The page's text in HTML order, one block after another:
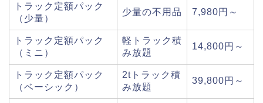
トラック定額パック
（少量）
少量の不用品 7,980円～
トラック定額パック
（ミニ）
軽トラック積
み放題
14,800円～
トラック定額パック
（ベーシック）
2tトラック積
み放題
39,800円～